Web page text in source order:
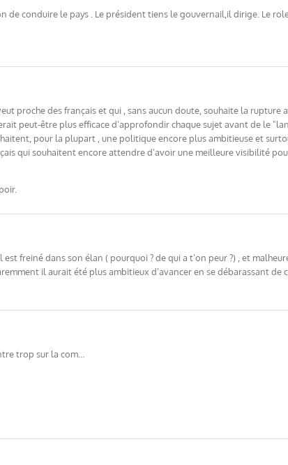
de conduire le pays . Le président tiens le gouvernail,il dirige. Le
proche des français et qui , sans aucun doute, souhaite la rupture
peut-être plus efficace d’approfondir chaque sujet avant de le
pour la plupart , une politique encore plus ambitieuse et
qui souhaitent encore attendre d’avoir une meilleure visibilité
freiné dans son élan ( pourquoi ? de qui a t’on peur ?) , et
il aurait été plus ambitieux d’avancer en se débarassant de
trop sur la com…